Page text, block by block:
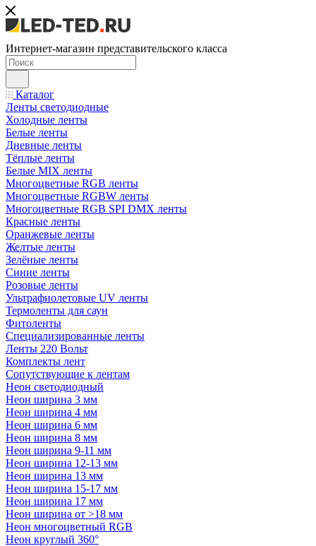
Интернет-магазин представительского класса
Каталог
Ленты светодиодные
Холодные ленты
Белые ленты
Дневные ленты
Тёплые ленты
Белые MIX ленты
Многоцветные RGB ленты
Многоцветные RGBW ленты
Многоцветные RGB SPI DMX ленты
Красные ленты
Оранжевые ленты
Желтые ленты
Зелёные ленты
Синие ленты
Розовые ленты
Ультрафиолетовые UV ленты
Термоленты для саун
Фитоленты
Специализированные ленты
Ленты 220 Вольт
Комплекты лент
Сопутствующие к лентам
Неон светодиодный
Неон ширина 3 мм
Неон ширина 4 мм
Неон ширина 6 мм
Неон ширина 8 мм
Неон ширина 9-11 мм
Неон ширина 12-13 мм
Неон ширина 13 мм
Неон ширина 15-17 мм
Неон ширина 17 мм
Неон ширина от >18 мм
Неон многоцветный RGB
Неон круглый 360°